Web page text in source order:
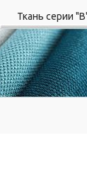
Ткань серии